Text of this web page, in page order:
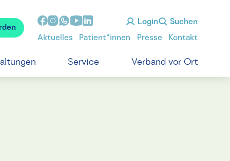
Login Suchen
Aktuelles Patient*innen Presse Kontakt
Service Verband vor Ort